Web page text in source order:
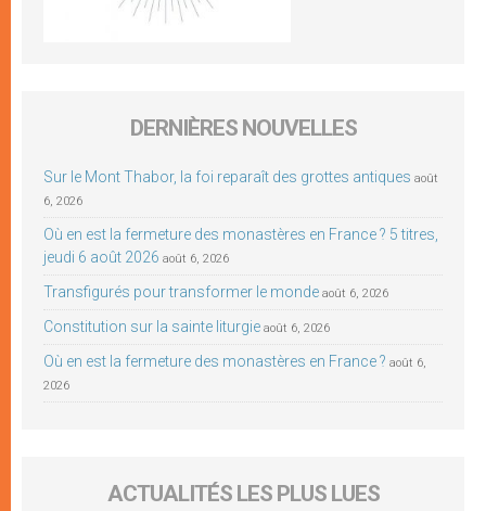
DERNIÈRES NOUVELLES
Sur le Mont Thabor, la foi reparaît des grottes antiques août
6, 2026
Où en est la fermeture des monastères en France ? 5 titres,
jeudi 6 août 2026 août 6, 2026
Transfigurés pour transformer le monde août 6, 2026
Constitution sur la sainte liturgie août 6, 2026
Où en est la fermeture des monastères en France ? août 6,
2026
ACTUALITÉS LES PLUS LUES